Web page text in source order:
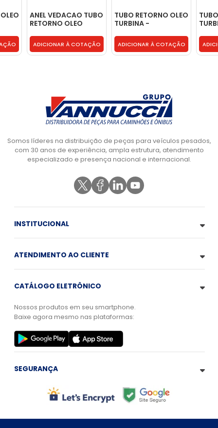
ANEL VEDACAO TUBO
RETORNO OLEO
ADICIONAR À COTAÇÃO
TUBO RETORNO OLEO
TURBINA -
ADICIONAR À COTAÇÃO
Somos líderes na distribuição de peças para veículos pesados,
com 30 anos de experiência, ampla estrutura, atendimento
especializado e presença nacional e internacional.
INSTITUCIONAL
ATENDIMENTO AO CLIENTE
CATÁLOGO ELETRÔNICO
Nossos produtos em seu smartphone.
Baixe agora mesmo nas plataformas:
SEGURANÇA